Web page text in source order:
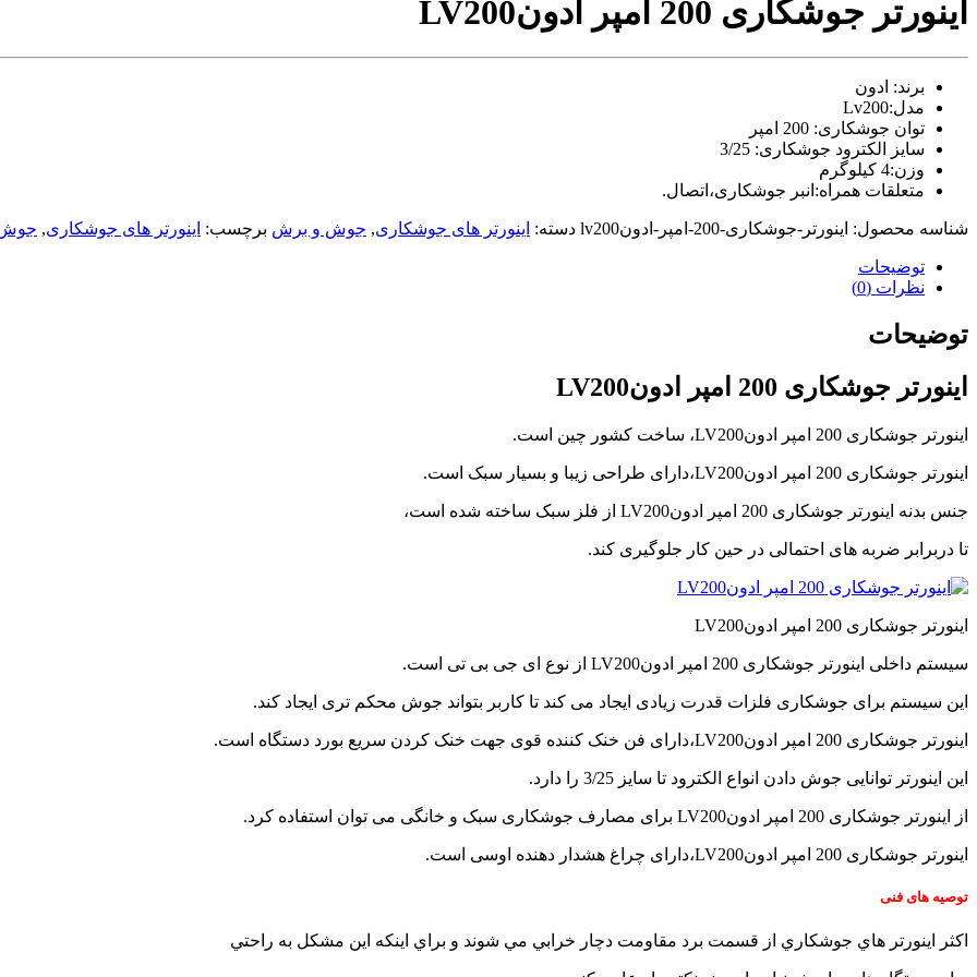
com
tori
glasses
chinese
teen
raped
room
sunny
leone
bf
kolkata
xxx
american
blue
film
video
player
family
afairs
stepmom
and
son
girl
with
fake
anna
bell
peaks
in
my
lustful
sucks
dick
the
اینورتر جوشکاری 200 امپر ادونLV200
برند: ادون
مدل:Lv200
توان جوشکاری: 200 امپر
سایز الکترود جوشکاری: 3/25
وزن:4 کیلوگرم
متعلقات همراه:انبر جوشکاری،اتصال.
شناسه محصول: اینورتر-جوشکاری-200-امپر-ادونlv200 دسته: اینورتر های جوشکاری, جوش و برش برچسب: اینورتر های جوشکاری,
توضیحات
نظرات (0)
توضیحات
اینورتر جوشکاری 200 امپر ادونLV200
اینورتر جوشکاری 200 امپر ادونLV200، ساخت کشور چین است.
اینورتر جوشکاری 200 امپر ادونLV200،دارای طراحی زیبا و بسیار سبک است.
جنس بدنه اینورتر جوشکاری 200 امپر ادونLV200 از فلز سبک ساخته شده است،
تا دربرابر ضربه های احتمالی در حین کار جلوگیری کند.
اینورتر جوشکاری 200 امپر ادونLV200
سیستم داخلی اینورتر جوشکاری 200 امپر ادونLV200 از نوع ای جی بی تی است.
این سیستم برای جوشکاری فلزات قدرت زیادی ایجاد می کند تا کاربر بتواند جوش محکم تری ایجاد کند.
اینورتر جوشکاری 200 امپر ادونLV200،دارای فن خنک کننده قوی جهت خنک کردن سریع بورد دستگاه است.
این اینورتر توانایی جوش دادن انواع الکترود تا سایز 3/25 را دارد.
از اینورتر جوشکاری 200 امپر ادونLV200 برای مصارف جوشکاری سبک و خانگی می توان استفاده کرد.
اینورتر جوشکاری 200 امپر ادونLV200،دارای چراغ هشدار دهنده اوسی است.
توصیه های فنی
اکثر اينورتر هاي جوشکاري از قسمت برد مقاومت دچار خرابي مي شوند و براي اينکه اين مشکل به راحتي